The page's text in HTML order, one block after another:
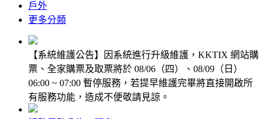
戶外
更多分類
【系統維護公告】因系統進行升級維護，KKTIX 網站購
票、全家購票及取票將於 08/06（四）、08/09（日）
06:00 ~ 07:00 暫停服務，若提早維護完畢將直接開啟所
有服務功能，造成不便敬請見諒。